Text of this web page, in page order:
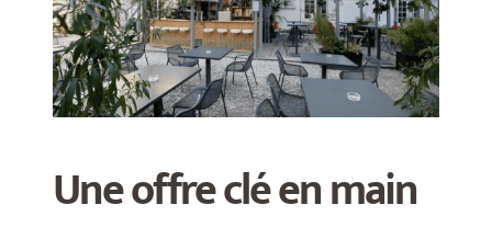
Une offre clé en main